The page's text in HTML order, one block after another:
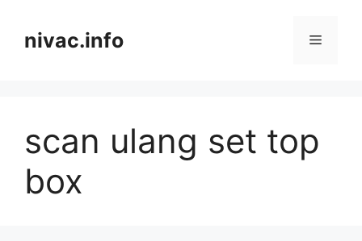
contentnivac.info Menu
scan ulang set top
box